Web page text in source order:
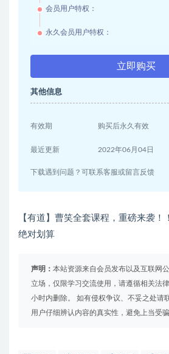
会员用户特权：
永久会员用户特权：
立即购买
其他信息
有效期 购买后永久有效
最近更新 2022年06月04日
下载遇到问题？可联系客服或留言反馈
【有道】曹笑全套课程，重磅来袭！
绝对划算
声明： 本站资源来自会员发布以及互联网
立场，仅限学习交流使用，请遵循相关法
小时内删除。 如有侵权争议、不妥之处请
用户仔细辨认内容的真实性，避免上当受骗